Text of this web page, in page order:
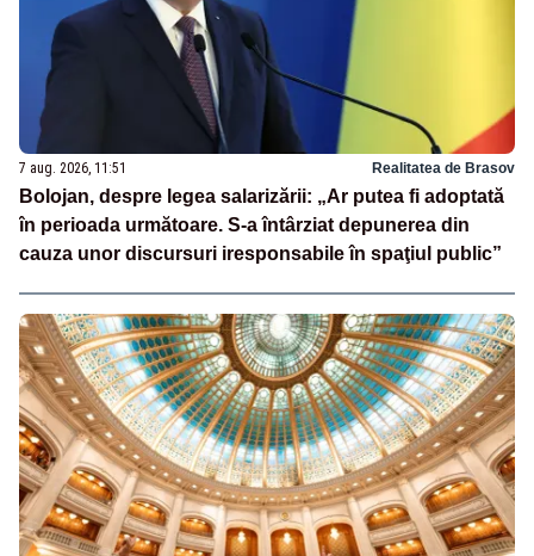
7 aug. 2026, 11:51 Realitatea de Brasov
Bolojan, despre legea salarizării: „Ar putea fi adoptată
în perioada următoare. S-a întârziat depunerea din
cauza unor discursuri iresponsabile în spaţiul public”